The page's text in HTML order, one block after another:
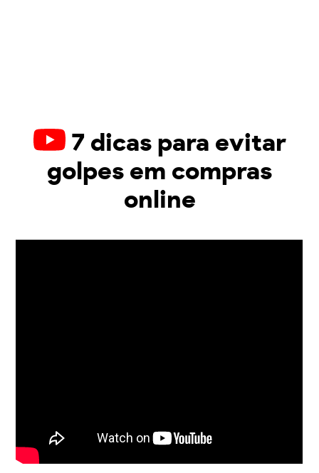
7 dicas para evitar
golpes em compras
online